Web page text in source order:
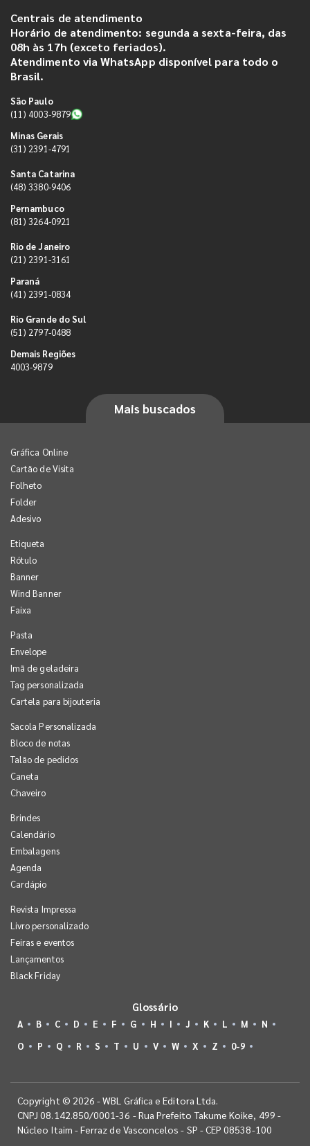
Centrais de atendimento
Horário de atendimento: segunda a sexta-feira, das
08h às 17h (exceto feriados).
Atendimento via WhatsApp disponível para todo o
Brasil.
São Paulo
(11) 4003-9879
Minas Gerais
(31) 2391-4791
Santa Catarina
(48) 3380-9406
Pernambuco
(81) 3264-0921
Rio de Janeiro
(21) 2391-3161
Paraná
(41) 2391-0834
Rio Grande do Sul
(51) 2797-0488
Demais Regiões
4003-9879
Mais buscados
Gráfica Online
Cartão de Visita
Folheto
Folder
Adesivo
Etiqueta
Rótulo
Banner
Wind Banner
Faixa
Pasta
Envelope
Imã de geladeira
Tag personalizada
Cartela para bijouteria
Sacola Personalizada
Bloco de notas
Talão de pedidos
Caneta
Chaveiro
Brindes
Calendário
Embalagens
Agenda
Cardápio
Revista Impressa
Livro personalizado
Feiras e eventos
Lançamentos
Black Friday
Glossário
A B C D E F G H I J K L M
N
O
P Q R S T U V W X Z 0-9
Copyright © 2026 - WBL Gráfica e Editora Ltda.
CNPJ 08.142.850/0001-36 - Rua Prefeito Takume Koike, 499 -
Núcleo Itaim - Ferraz de Vasconcelos - SP - CEP 08538-100